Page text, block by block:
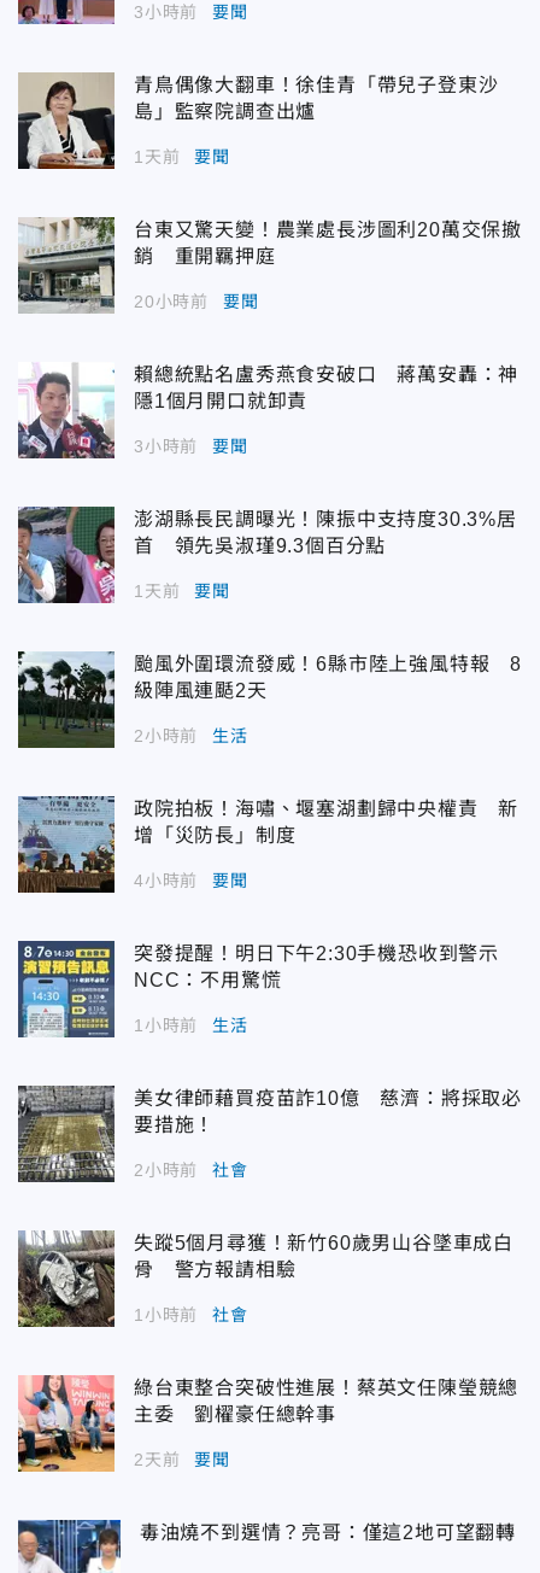
3小時前 要聞
青鳥偶像大翻車！徐佳青「帶兒子登東沙
島」監察院調查出爐
1天前 要聞
台東又驚天變！農業處長涉圖利20萬交保撤
銷 重開羈押庭
20小時前 要聞
賴總統點名盧秀燕食安破口 蔣萬安轟：神
隱1個月開口就卸責
3小時前 要聞
澎湖縣長民調曝光！陳振中支持度30.3%居
首 領先吳淑瑾9.3個百分點
1天前 要聞
颱風外圍環流發威！6縣市陸上強風特報 8
級陣風連颳2天
2小時前 生活
政院拍板！海嘯、堰塞湖劃歸中央權責 新
增「災防長」制度
4小時前 要聞
突發提醒！明日下午2:30手機恐收到警示
NCC：不用驚慌
1小時前 生活
美女律師藉買疫苗詐10億 慈濟：將採取必
要措施！
2小時前 社會
失蹤5個月尋獲！新竹60歲男山谷墜車成白
骨 警方報請相驗
1小時前 社會
綠台東整合突破性進展！蔡英文任陳瑩競總
主委 劉櫂豪任總幹事
2天前 要聞
毒油燒不到選情？亮哥：僅這2地可望翻轉